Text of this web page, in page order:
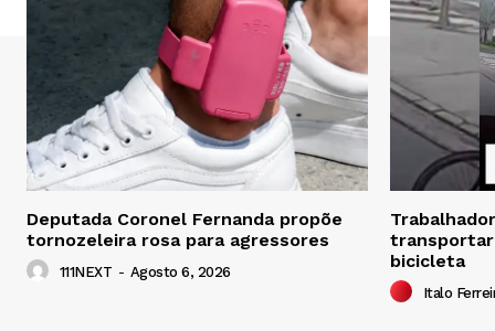
Deputada Coronel Fernanda propõe
tornozeleira rosa para agressores
111NEXT - Agosto 6, 2026
bicicleta
Italo